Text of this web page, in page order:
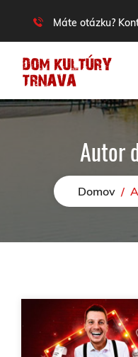
Máte otázku?
Autor
Domov /